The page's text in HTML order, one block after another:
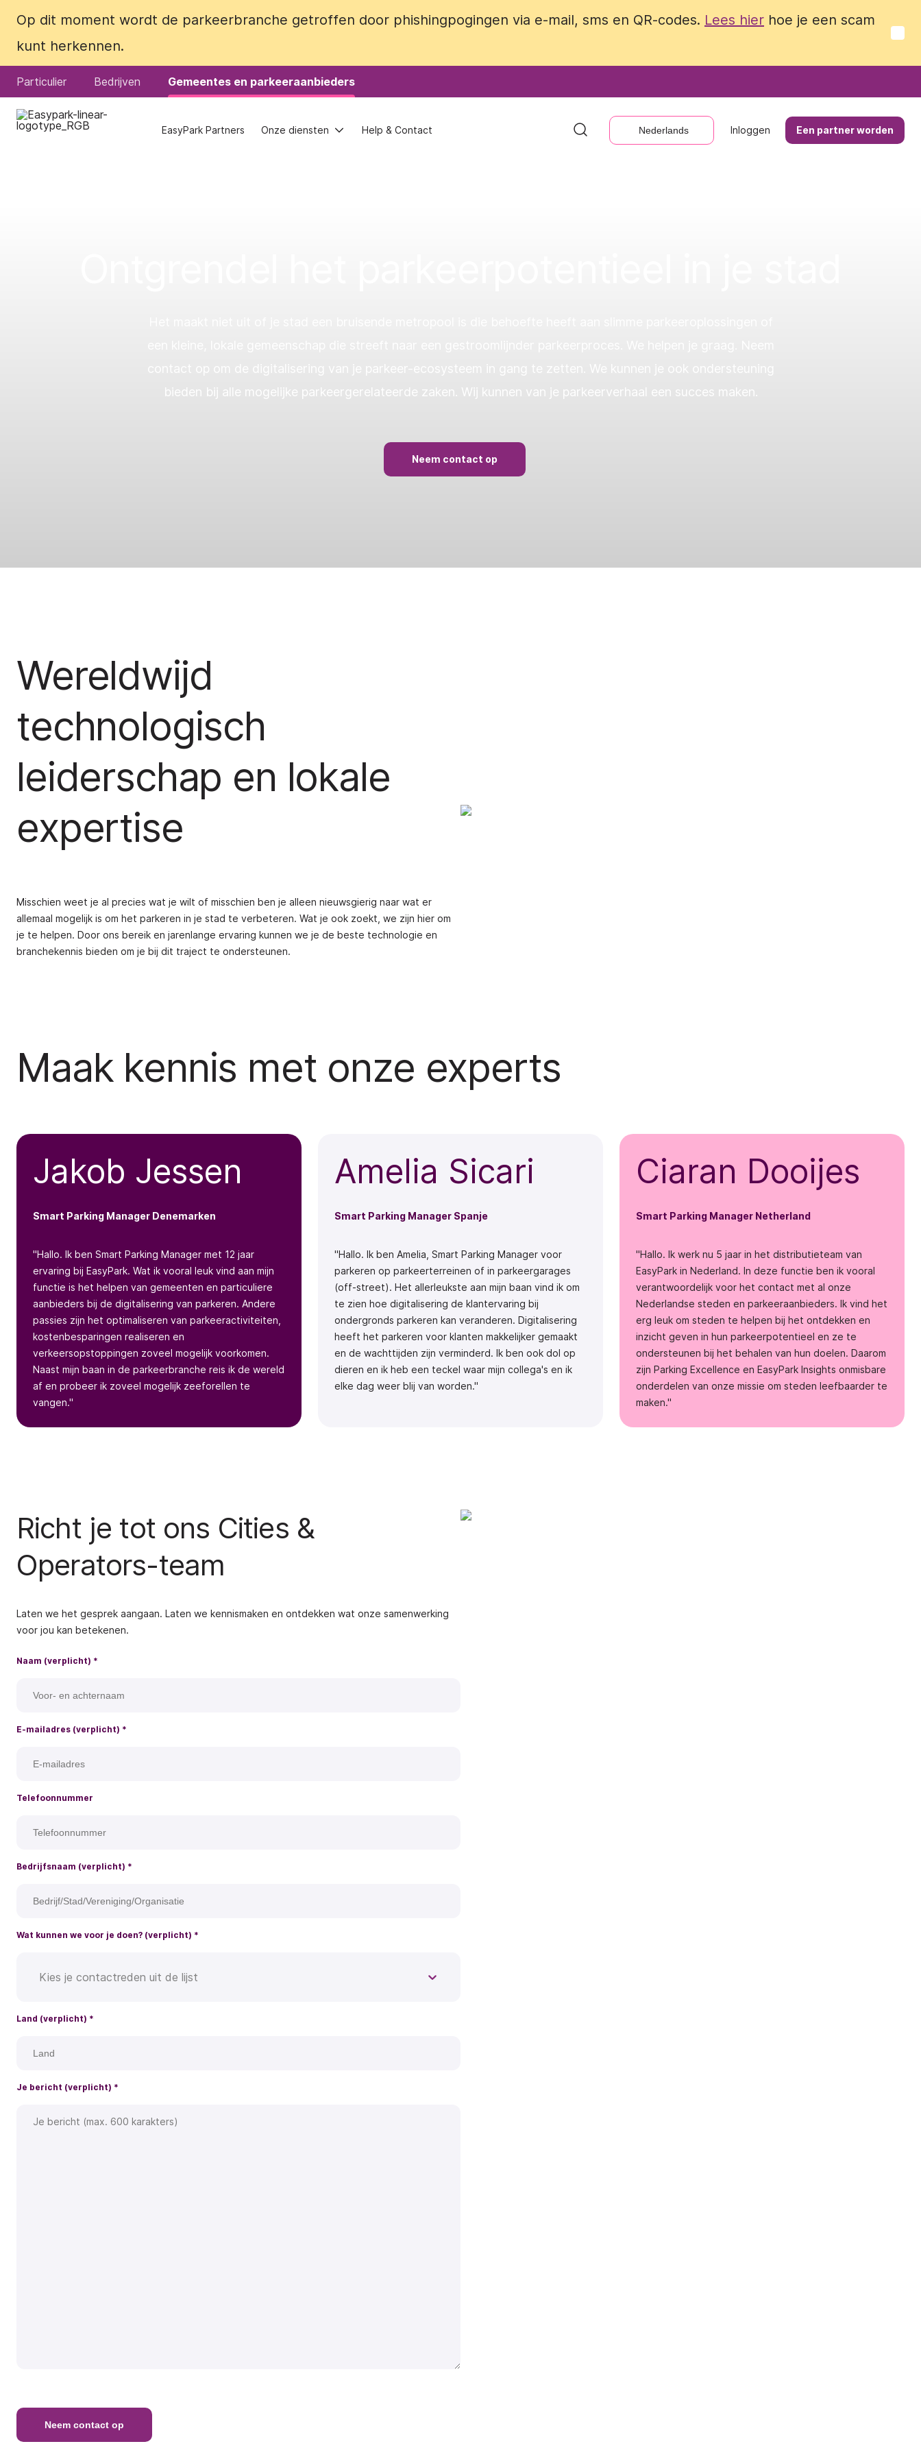
Op dit moment wordt de parkeerbranche getroffen door phishingpogingen via e-mail, sms en QR-codes. Lees hier hoe je een scam
kunt herkennen.
Particulier Bedrijven Gemeentes en parkeeraanbieders
EasyPark Partners Onze diensten Help & Contact Nederlands Inloggen Een partner worden
Op dit moment wordt de parkeerbranche getroffen door phishingpogingen via e-mail, sms en QR-codes. Lees hier hoe je een scam
kunt herkennen.
Particulier Bedrijven Gemeentes en parkeeraanbieders
EasyPark Partners Onze diensten Help & Contact Nederlands Inloggen Een partner worden
bieden bij alle mogelijke parkeergerelateerde zaken. Wij kunnen van je parkeerverhaal een succes maken.
Neem contact op
Wereldwijd
technologisch
leiderschap en lokale
expertise
Misschien weet je al precies wat je wilt of misschien ben je alleen nieuwsgierig naar wat er
allemaal mogelijk is om het parkeren in je stad te verbeteren. Wat je ook zoekt, we zijn hier om
je te helpen. Door ons bereik en jarenlange ervaring kunnen we je de beste technologie en
branchekennis bieden om je bij dit traject te ondersteunen.
Maak kennis met onze experts
Jakob Jessen
Smart Parking Manager Denemarken
"Hallo. Ik ben Smart Parking Manager met 12 jaar
ervaring bij EasyPark. Wat ik vooral leuk vind aan mijn
functie is het helpen van gemeenten en particuliere
aanbieders bij de digitalisering van parkeren. Andere
passies zijn het optimaliseren van parkeeractiviteiten,
kostenbesparingen realiseren en
verkeersopstoppingen zoveel mogelijk voorkomen.
Naast mijn baan in de parkeerbranche reis ik de wereld
af en probeer ik zoveel mogelijk zeeforellen te
vangen."
Amelia Sicari
Smart Parking Manager Spanje
"Hallo. Ik ben Amelia, Smart Parking Manager voor
parkeren op parkeerterreinen of in parkeergarages
(off-street). Het allerleukste aan mijn baan vind ik om
te zien hoe digitalisering de klantervaring bij
ondergronds parkeren kan veranderen. Digitalisering
heeft het parkeren voor klanten makkelijker gemaakt
en de wachttijden zijn verminderd. Ik ben ook dol op
dieren en ik heb een teckel waar mijn collega's en ik
elke dag weer blij van worden."
Ciaran Dooijes
Smart Parking Manager Netherland
"Hallo. Ik werk nu 5 jaar in het distributieteam van
EasyPark in Nederland. In deze functie ben ik vooral
verantwoordelijk voor het contact met al onze
Nederlandse steden en parkeeraanbieders. Ik vind het
erg leuk om steden te helpen bij het ontdekken en
inzicht geven in hun parkeerpotentieel en ze te
ondersteunen bij het behalen van hun doelen. Daarom
zijn Parking Excellence en EasyPark Insights onmisbare
onderdelen van onze missie om steden leefbaarder te
maken."
Richt je tot ons Cities &
Operators-team
Laten we het gesprek aangaan. Laten we kennismaken en ontdekken wat onze samenwerking
voor jou kan betekenen.
Naam (verplicht) *
E-mailadres (verplicht) *
Telefoonnummer
Bedrijfsnaam (verplicht) *
Wat kunnen we voor je doen? (verplicht) *
Kies je contactreden uit de lijst
Land (verplicht) *
Je bericht (verplicht) *
Neem contact op